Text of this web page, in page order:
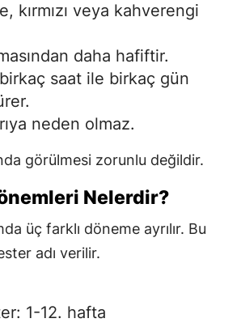
kırmızı veya kahverengi
daha hafiftir.
saat ile birkaç gün
neden olmaz.
görülmesi zorunlu değildir.
Nelerdir?
üç farklı döneme ayrılır. Bu
adı verilir.
1-12. hafta